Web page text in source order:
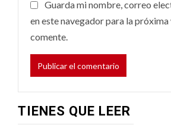
Guarda mi nombre, correo
en este navegador para la próxima
comente.
TIENES QUE LEER